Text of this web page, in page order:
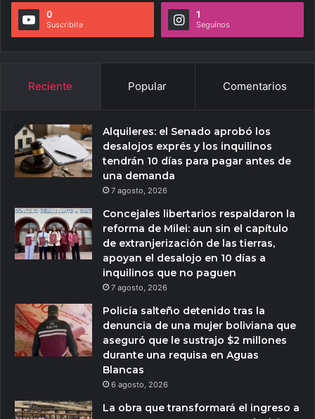
0
Suscribite
1
Seguínos
Reciente Popular Comentarios
Alquileres: el Senado aprobó los
desalojos exprés y los inquilinos
tendrán 10 días para pagar antes de
una demanda
7 agosto, 2026
Concejales libertarios respaldaron la
reforma de Milei: aun sin el capítulo
de extranjerización de las tierras,
apoyan el desalojo en 10 días a
inquilinos que no paguen
7 agosto, 2026
Policía salteño detenido tras la
denuncia de una mujer boliviana que
aseguró que le sustrajo $2 millones
durante una requisa en Aguas
Blancas
6 agosto, 2026
La obra que transformará el ingreso a